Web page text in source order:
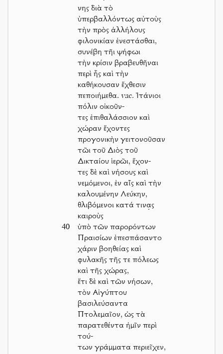
νης διὰ τὸ
ὑπερβαλλόντως αὐτοὺς
τὴν πρὸς ἀλλήλους
φιλονικίαν ἐνεστάσθαι,
συνέβη τῆι ψήφωι
τὴν κρίσιν βραβευθῆναι
περὶ ἧς καὶ τὴν
καθήκουσαν ἔχθεσιν
πεποιήμεθα. vac. Ἰτάνιοι
πόλιν οἰκοῦν-
τες ἐπιθαλάσσιον καὶ
χώραν ἔχοντες
προγονικὴν γειτονοῦσαν
τῶι τοῦ Διὸς τοῦ
Δικταίου ἱερῶι, ἔχον-
τες δὲ καὶ νήσους καὶ
νεμόμενοι, ἐν αἷς καὶ τὴν
καλουμένην Λεύκην,
θλιβόμενοι κατά τινα̣ς
καιροὺς
40
ὑπὸ τῶν παρορόντων
Πραισίων ἐπεσπάσαντο
χάριν βοηθείας καὶ
φυλακῆς τῆς τε πόλεως
καὶ τῆς χώρας,
ἔτι δὲ καὶ τῶν νήσων,
τὸν Αἰγύπτου
βασιλεύσαντα
Πτολεμαῖον, ὡς τὰ
παρατεθέντα ἡμῖν περὶ
τού-
των γράμματα περιεῖχεν,